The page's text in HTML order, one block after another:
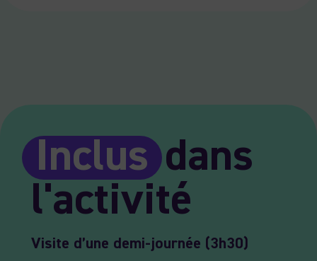
Inclusdans
l'activité
Visite d’une demi-journée (3h30)